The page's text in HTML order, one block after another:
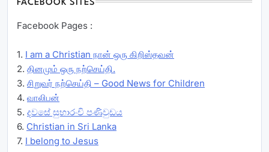
FACEBOOK SITES
Facebook Pages :
1. I am a Christian நான் ஒரு கிறிஸ்தவன்
2. தினமும் ஒரு நற்செய்தி.
3. சிறுவர் நற்செய்தி – Good News for Children
4. வாலிபன்
5. දවසේ සුභාරංචි පණිවුඩය
6. Christian in Sri Lanka
7. I belong to Jesus